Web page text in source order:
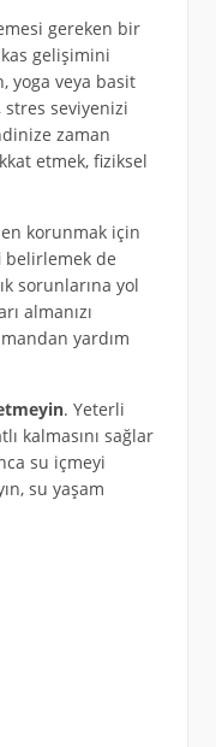
gereken bir
gelişimini
yoga veya basit
seviyenizi
zaman
etmek, fiziksel
korunmak için
belirlemek de
sorunlarına yol
almanızı
yardım
. Yeterli
kalmasını sağlar
su içmeyi
su yaşam